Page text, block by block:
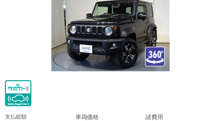
支払総額 車両価格 諸費用